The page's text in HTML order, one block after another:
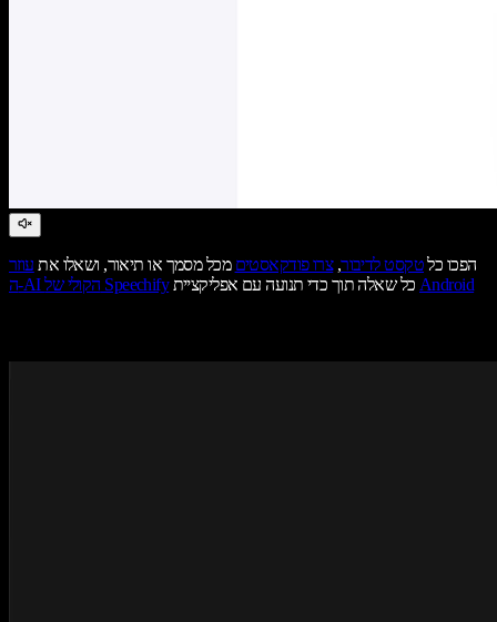
הפכו כלטקסט לדיבור,צרו פודקאסטים מכל מסמך או תיאור, ושאלו את עוזר
ה-AI הקולי של Speechify
כל שאלה תוך כדי תנועה עם אפליקצייתAndroid